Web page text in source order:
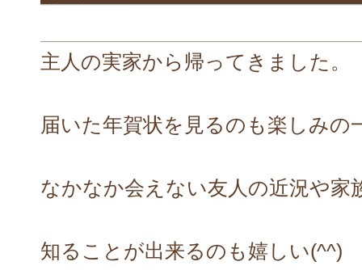
主人の実家から帰ってきました。
届いた年賀状を見るのも楽しみの
なかなか会えない友人の近況や家
知ることが出来るのも嬉しい(^^)